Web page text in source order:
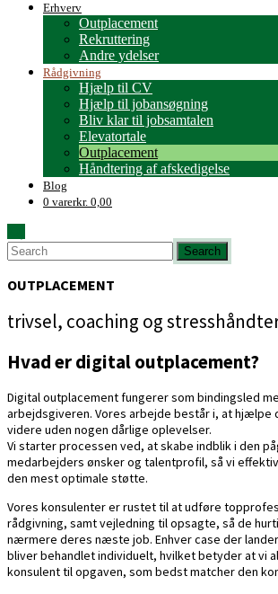
Erhverv
Outplacement
Rekruttering
Andre ydelser
Rådgivning
Hjælp til CV
Hjælp til jobansøgning
Bliv klar til jobsamtalen
Elevatortale
Outplacement
Håndtering af afskedigelse
Blog
0 varerkr. 0,00
OUTPLACEMENT
trivsel, coaching og
Hvad er digital outplacement?
Digital outplacement fungerer som bindingsled
arbejdsgiveren. Vores arbejde består i, at hjælpe
videre uden nogen dårlige oplevelser.
Vi starter processen ved, at skabe indblik i den
medarbejders ønsker og talentprofil, så vi
den mest optimale støtte.
Vores konsulenter er rustet til at udføre
rådgivning, samt vejledning til opsagte, så de
nærmere deres næste job. Enhver case der
bliver behandlet individuelt, hvilket betyder at vi
konsulent til opgaven, som bedst matcher den